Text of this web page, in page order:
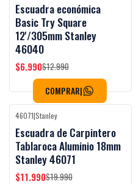
Agotado
Escuadra económica
Basic Try Square
12'/305mm Stanley
46040
$6.990$12.990
COMPRAR|
-40%OFF
46071|Stanley
Escuadra de Carpintero
Tablaroca Aluminio 18mm
Stanley 46071
$11.990$19.990